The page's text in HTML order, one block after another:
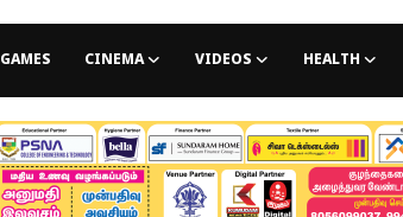
GAMES CINEMA VIDEOS HEALTH